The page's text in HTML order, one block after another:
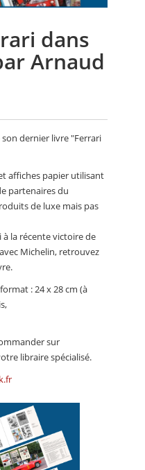
dans
Arnaud
dernier livre "Ferrari
affiches papier utilisant
partenaires du
de luxe mais pas
la récente victoire de
Michelin, retrouvez
: 24 x 28 cm (à
sur
libraire spécialisé.